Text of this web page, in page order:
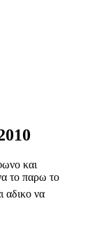
και
το παρω το
αδικο να